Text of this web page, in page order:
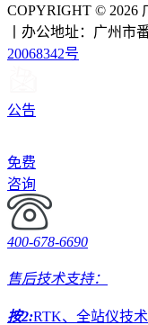
COPYRIGHT © 2026
丨办公地址：广州市
20068342号
公告
免费
咨询
400-678-6690
售后技术支持：
按2:RTK、全站仪技